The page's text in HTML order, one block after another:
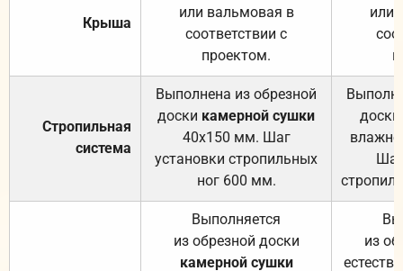
Крыша
или вальмовая в
соответствии с
проектом.
или
Стропильная
система
Выполнена из обрезной
доски камерной сушки
40х150 мм. Шаг
установки стропильных
ног 600 мм.
доски
Выполняется
из обрезной доски
камерной сушки
из